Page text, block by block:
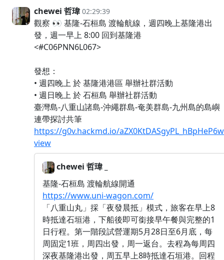
chewei 哲瑋 02:29:39
觀察 👀 基隆-石桓島 渡輪航線，週四晚上基隆港出
發，週一早上 8:00 回到基隆港
<#C06PNN6L067>
發想：
• 週四晚上 於 基隆港港區 舉辦社群活動
• 週日晚上 於 石桓島 舉辦社群活動
臺灣島-八重山諸島-沖繩群島-奄美群島-九州島的島嶼
連帶探討共筆
https://g0v.hackmd.io/
view
chewei 哲瑋 _
基隆-石桓島 渡輪航線開通
https://www.uni-wagon.com/
「八重山丸」採「夜發晨抵」模式，旅客在早上8
時抵達石垣港，下船後即可銜接早午餐與完整的1
日行程。第一階段試營運期5月28日至6月底，每
周固定1班，周四出發，周一返台。去程為每周四
深夜基隆港出發，周五早上8時抵達石垣港。回程